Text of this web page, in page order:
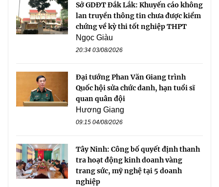
Sở GDĐT Đắk Lắk: Khuyến cáo không
lan truyền thông tin chưa được kiểm
chứng về kỳ thi tốt nghiệp THPT
Ngọc Giàu
20:34 03/08/2026
Đại tướng Phan Văn Giang trình
Quốc hội sửa chức danh, hạn tuổi sĩ
quan quân đội
Hương Giang
09:15 04/08/2026
Tây Ninh: Công bố quyết định thanh
tra hoạt động kinh doanh vàng
trang sức, mỹ nghệ tại 5 doanh
nghiệp